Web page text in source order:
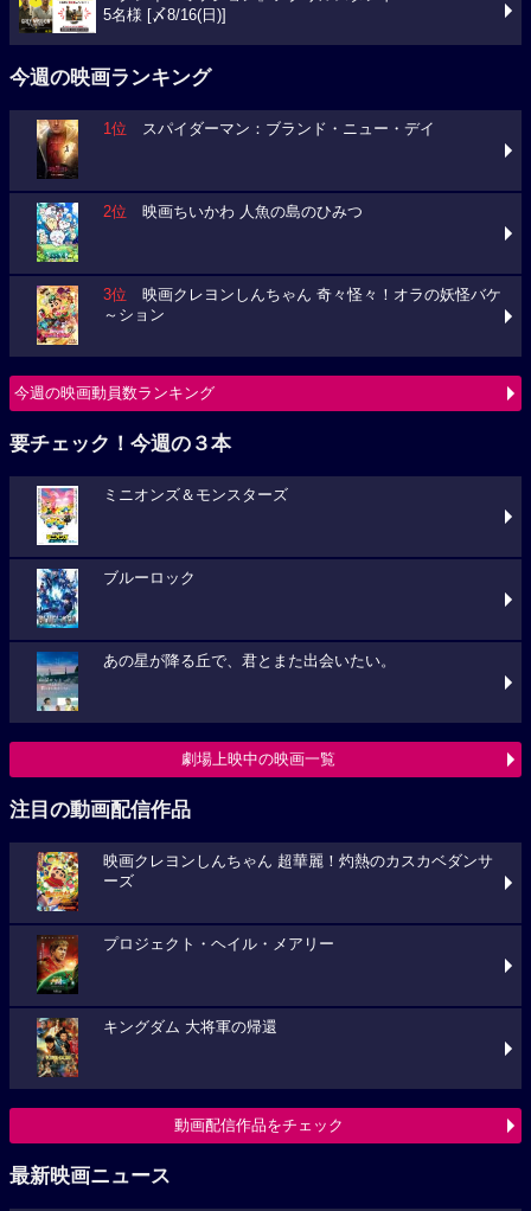
5名様 [〆8/16(日)]
今週の映画ランキング
1位 スパイダーマン：ブランド・ニュー・デイ
2位 映画ちいかわ 人魚の島のひみつ
3位 映画クレヨンしんちゃん 奇々怪々！オラの妖怪バケ
～ション
今週の映画動員数ランキング
要チェック！今週の３本
ミニオンズ＆モンスターズ
ブルーロック
あの星が降る丘で、君とまた出会いたい。
劇場上映中の映画一覧
注目の動画配信作品
映画クレヨンしんちゃん 超華麗！灼熱のカスカベダンサ
ーズ
プロジェクト・ヘイル・メアリー
キングダム 大将軍の帰還
動画配信作品をチェック
最新映画ニュース